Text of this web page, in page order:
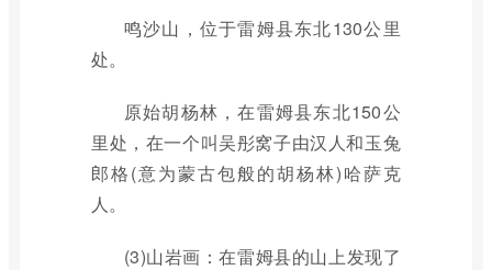
鸣沙山，位于雷姆县东北130公里
处。
原始胡杨林，在雷姆县东北150公
里处，在一个叫吴彤窝子由汉人和玉兔
郎格(意为蒙古包般的胡杨林)哈萨克
人。
(3)山岩画：在雷姆县的山上发现了